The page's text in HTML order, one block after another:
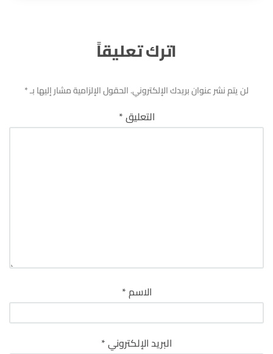
اترك تعليقاً
لن يتم نشر عنوان بريدك الإلكتروني.الحقول الإلزامية مشار إليها بـ*
التعليق*
الاسم*
البريد الإلكتروني*